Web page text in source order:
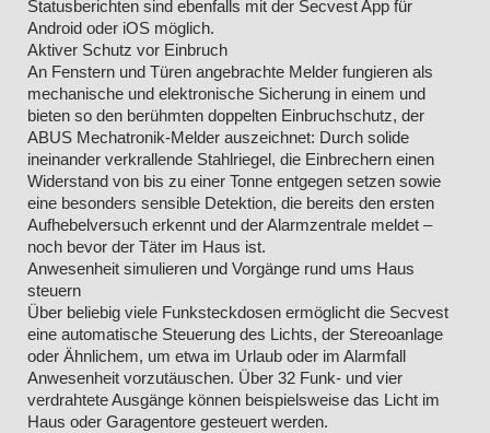
Statusberichten sind ebenfalls mit der Secvest App für
Android oder iOS möglich.
Aktiver Schutz vor Einbruch
An Fenstern und Türen angebrachte Melder fungieren als
mechanische und elektronische Sicherung in einem und
bieten so den berühmten doppelten Einbruchschutz, der
ABUS Mechatronik-Melder auszeichnet: Durch solide
ineinander verkrallende Stahlriegel, die Einbrechern einen
Widerstand von bis zu einer Tonne entgegen setzen sowie
eine besonders sensible Detektion, die bereits den ersten
Aufhebelversuch erkennt und der Alarmzentrale meldet –
noch bevor der Täter im Haus ist.
Anwesenheit simulieren und Vorgänge rund ums Haus
steuern
Über beliebig viele Funksteckdosen ermöglicht die Secvest
eine automatische Steuerung des Lichts, der Stereoanlage
oder Ähnlichem, um etwa im Urlaub oder im Alarmfall
Anwesenheit vorzutäuschen. Über 32 Funk- und vier
verdrahtete Ausgänge können beispielsweise das Licht im
Haus oder Garagentore gesteuert werden.